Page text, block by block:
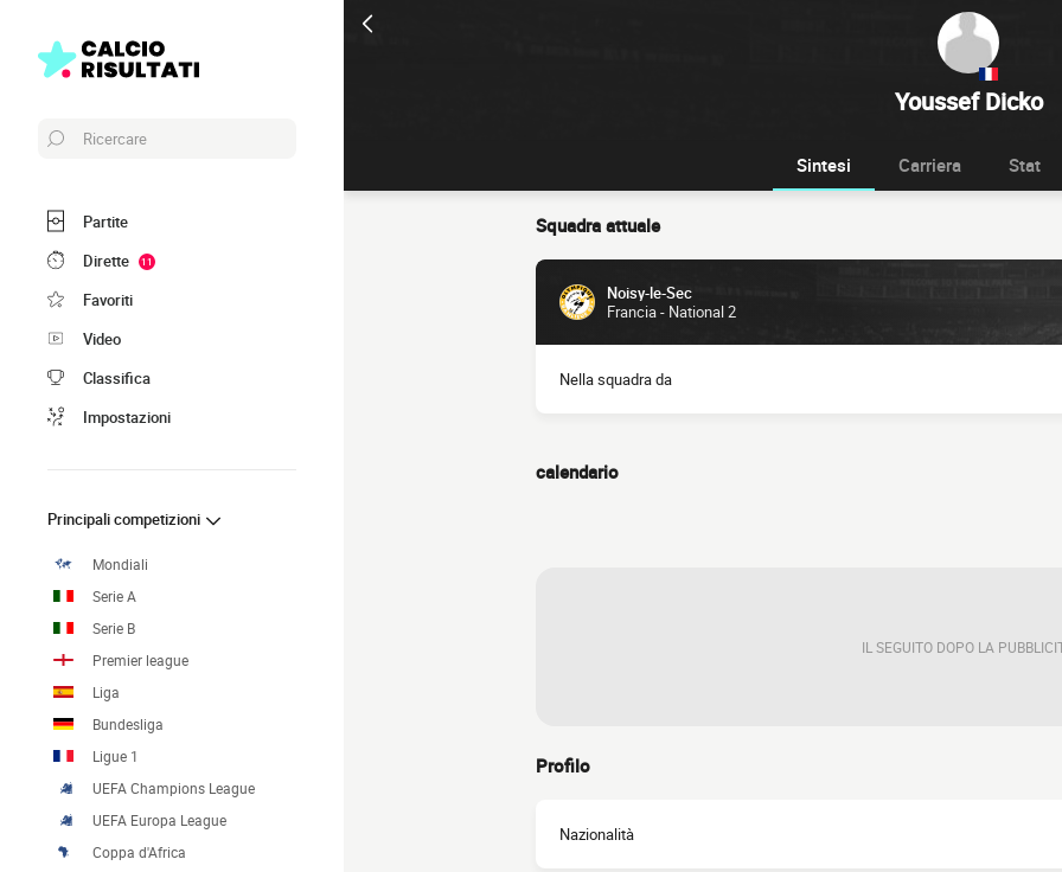
Youssef Dicko
Ricercare
Partite
Dirette
11
Favoriti
Video
Classifica
Impostazioni
Principali competizioni
Mondiali
Serie A
Serie B
Premier league
Liga
Bundesliga
Ligue 1
UEFA Champions League
UEFA Europa League
Coppa d'Africa
Sintesi Carriera Stat
Squadra attuale
Noisy-le-Sec
Francia - National 2
Nella squadra da
calendario
IL SEGUITO DOPO LA
Profilo
Nazionalità